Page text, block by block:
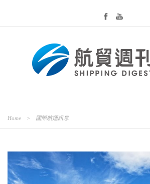
Home > 國際航運訊息